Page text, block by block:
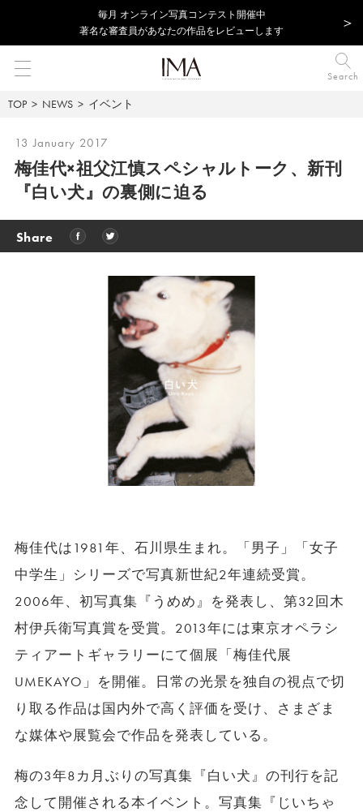
毎⽉ オンライン写真コンテスト開催中
著名な審査員があなたの作品をレビューします
Search
TOP NEWS イベント
13 January 2017
梅佳代×祖父江慎スペシャルトーク、新刊
『白い犬』の裏側に迫る
Share
梅佳代は1981年、石川県生まれ。「男子」「女子
中学生」シリーズで写真新世紀2年連続受賞。
2006年、初写真集『うめめ』を発表し、第32回木
村伊兵衛写真賞を受賞。2013年には東京オペラシ
ティアートギャラリーにて個展「梅佳代展
UMEKAYO」を開催。日常の光景を独自の視点で切
り取る作品は国内外で高く評価を受け、さまざま
な媒体や展覧会で作品を発表している。
梅の3年8カ月ぶりの写真集『白い犬』の刊行を記
念して開催される本イベント。写真集『じいちゃ